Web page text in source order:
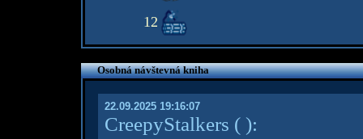
12
Osobná návštevná kniha
22.09.2025 19:16:07
CreepyStalkers ( ):